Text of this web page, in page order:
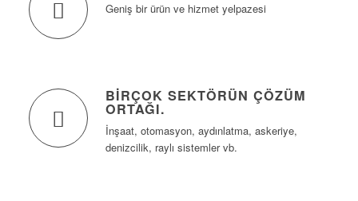
Geniş bir ürün ve hizmet yelpazesi
BIRÇOK SEKTÖRÜN ÇÖZÜM
ORTAĞI.
İnşaat, otomasyon, aydınlatma, askeriye,
denizcilik, raylı sistemler vb.